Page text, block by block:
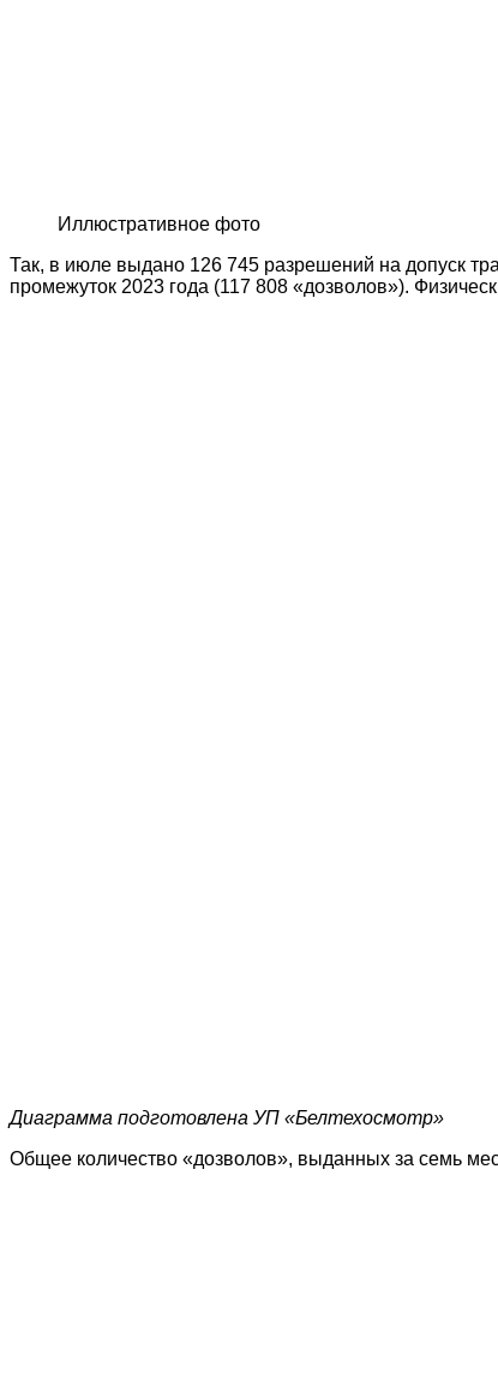
Иллюстративное фото
Так, в июле выдано 126 745 разрешений на допуск
промежуток 2023 года (117 808 «дозволов»).
Диаграмма подготовлена УП «Белтехосмотр»
Общее количество «дозволов», выданных за семь